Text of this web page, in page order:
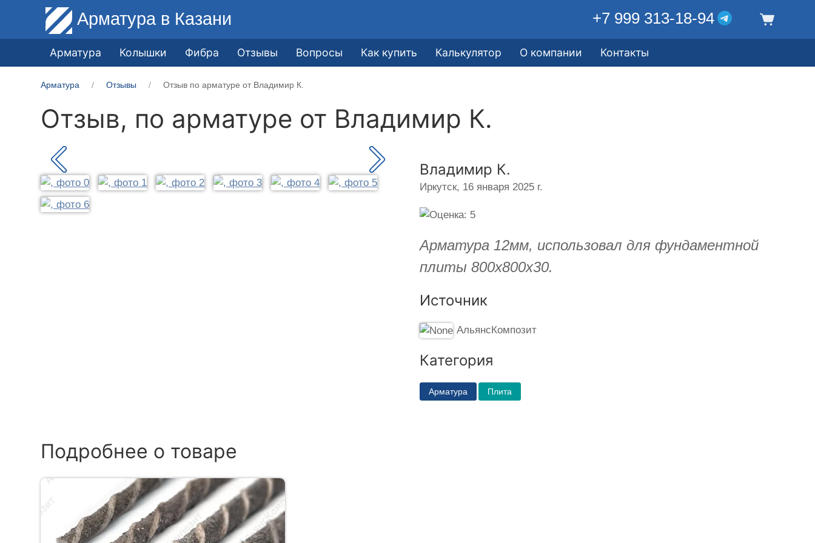
Арматура в Казани +7 999 313-18-94
Арматура Колышки Фибра Отзывы Вопросы Как купить Калькулятор О компании Контакты
Арматура Отзывы Отзыв по арматуре от Владимир К.
Отзыв, по арматуре от Владимир К.
Владимир К.
Иркутск, 16 января 2025 г.
Арматура 12мм, использовал для фундаментной
плиты 800х800х30.
Источник
АльянсКомпозит
Категория
Арматура Плита
Подробнее о товаре